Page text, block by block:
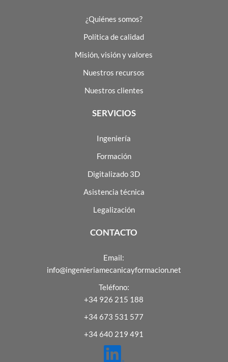
¿Quiénes somos?
Política de calidad
Misión, visión y valores
Nuestros recursos
Nuestros clientes
SERVICIOS
Ingeniería
Formación
Digitalizado 3D
Asistencia técnica
Legalización
CONTACTO
Email:
info@ingenieriamecanicayformacion.net
Teléfono:
+34 926 215 188
+34 673 531 577
+34 640 219 491